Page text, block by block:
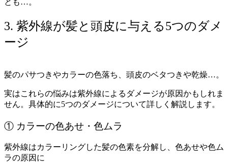
とも…。
3. 紫外線が髪と頭皮に与える5つのダメ
ージ
髪のパサつきやカラーの色落ち、頭皮のベタつきや乾燥…。
実はこれらの悩みは紫外線によるダメージが原因かもしれま
せん。具体的に5つのダメージについて詳しく解説します。
① カラーの色あせ・色ムラ
紫外線はカラーリングした髪の色素を分解し、色あせや色ム
ラの原因に